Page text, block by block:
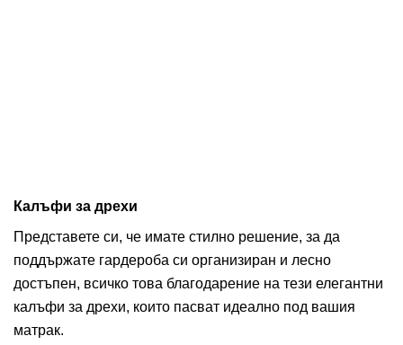
Калъфи за дрехи
Представете си, че имате стилно решение, за да
поддържате гардероба си организиран и лесно
достъпен, всичко това благодарение на тези елегантни
калъфи за дрехи, които пасват идеално под вашия
матрак.